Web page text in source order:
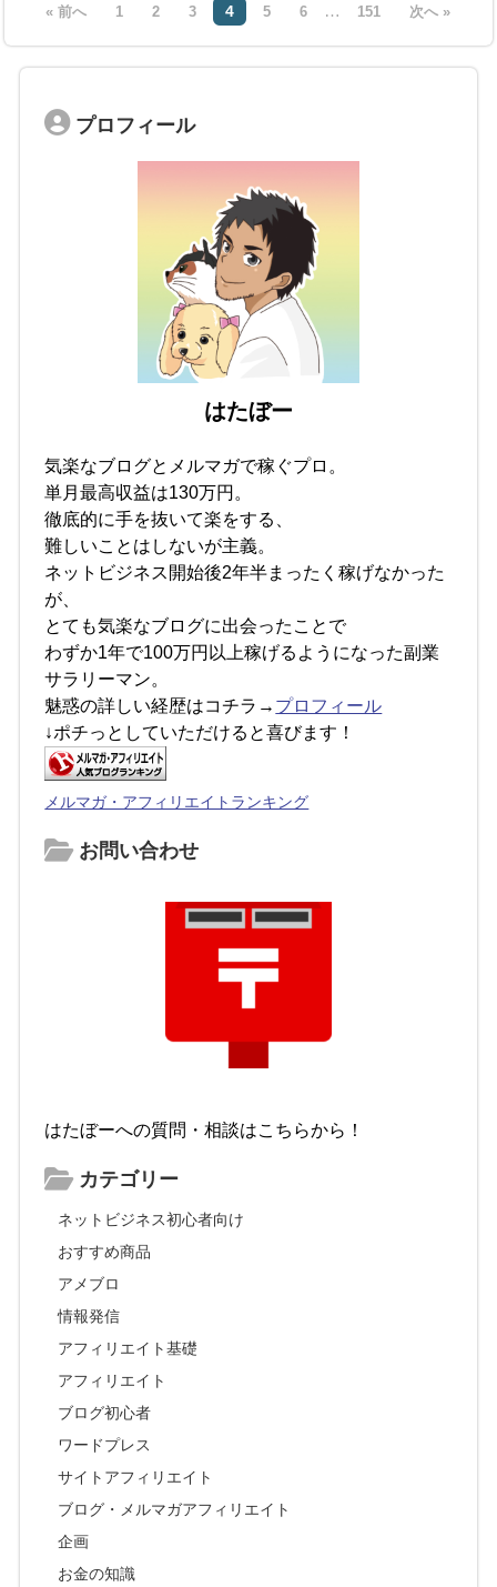
« 前へ 1 2 3 4 5 6 … 151 次へ »
プロフィール
はたぼー
気楽なブログとメルマガで稼ぐプロ。
単月最高収益は130万円。
徹底的に手を抜いて楽をする、
難しいことはしないが主義。
ネットビジネス開始後2年半まったく稼げなかった
が、
とても気楽なブログに出会ったことで
わずか1年で100万円以上稼げるようになった副業
サラリーマン。
魅惑の詳しい経歴はコチラ→ プロフィール
↓ポチっとしていただけると喜びます！
メルマガ・アフィリエイトランキング
お問い合わせ
はたぼーへの質問・相談はこちらから！
カテゴリー
ネットビジネス初心者向け
おすすめ商品
アメブロ
情報発信
アフィリエイト基礎
アフィリエイト
ブログ初心者
ワードプレス
サイトアフィリエイト
ブログ・メルマガアフィリエイト
企画
お金の知識